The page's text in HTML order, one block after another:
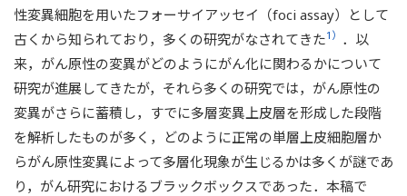
性変異細胞を用いたフォーサイアッセイ（foci assay）として
古くから知られており，多くの研究がなされてきた1） ．以
来，がん原性の変異がどのようにがん化に関わるかについて
研究が進展してきたが，それら多くの研究では，がん原性の
変異がさらに蓄積し，すでに多層変異上皮層を形成した段階
を解析したものが多く，どのように正常の単層上皮細胞層か
らがん原性変異によって多層化現象が生じるかは多くが謎であ
り，がん研究におけるブラックボックスであった．本稿で